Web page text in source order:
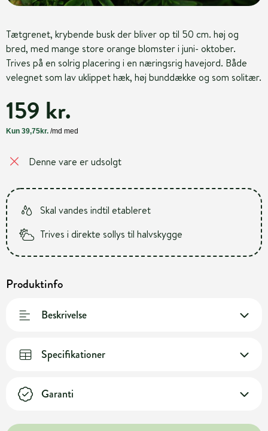
Tætgrenet, krybende busk der bliver op til 50 cm. høj og
bred, med mange store orange blomster i juni- oktober.
Trives på en solrig placering i en næringsrig havejord. Både
velegnet som lav uklippet hæk, høj bunddække og som solitær.
159 kr.
Denne vare er udsolgt
Skal vandes indtil etableret
Trives i direkte sollys til halvskygge
Produktinfo
Beskrivelse
Specifikationer
Garanti